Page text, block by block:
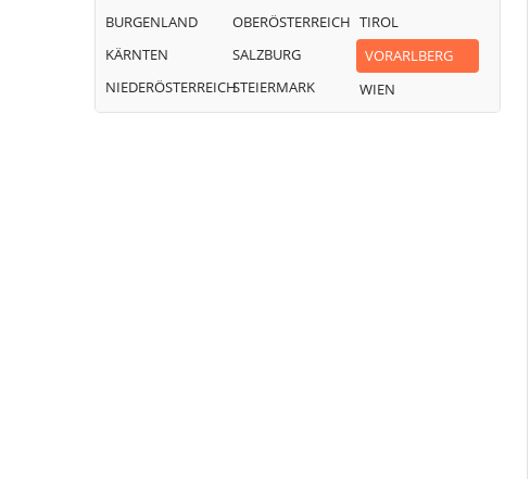
BURGENLAND
KÄRNTEN
NIEDERÖSTERREICH
OBERÖSTERREICH
SALZBURG
STEIERMARK
TIROL
VORARLBERG
WIEN